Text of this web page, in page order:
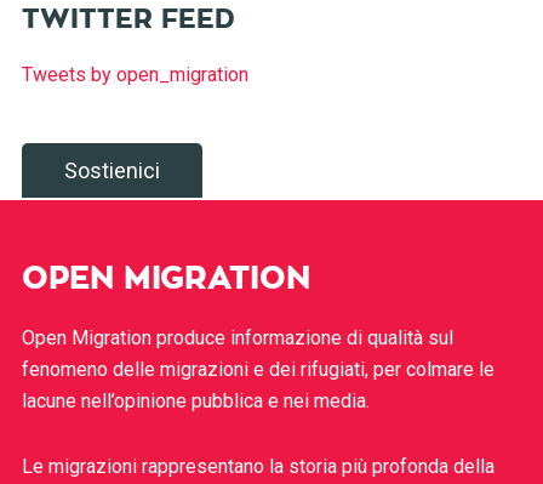
TWITTER FEED
Tweets by open_migration
Sostienici
OPEN MIGRATION
Open Migration produce informazione di qualità sul
fenomeno delle migrazioni e dei rifugiati, per colmare le
lacune nell’opinione pubblica e nei media.
Le migrazioni rappresentano la storia più profonda della